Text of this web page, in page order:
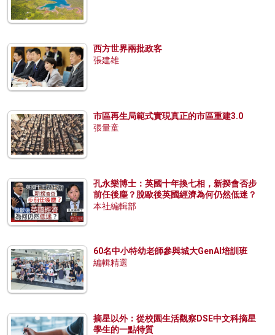
西方世界兩批政客
張建雄
市區再生局範式實現真正的市區重建3.0
張量童
孔永樂博士：英國十年換七相，新揆會否步
前任後塵？脫歐後英國經濟為何仍然低迷？
本社編輯部
60名中小特幼老師參與城大GenAI培訓班
編輯精選
摘星以外：從校園生活觀察DSE中文科摘星
學生的一點特質